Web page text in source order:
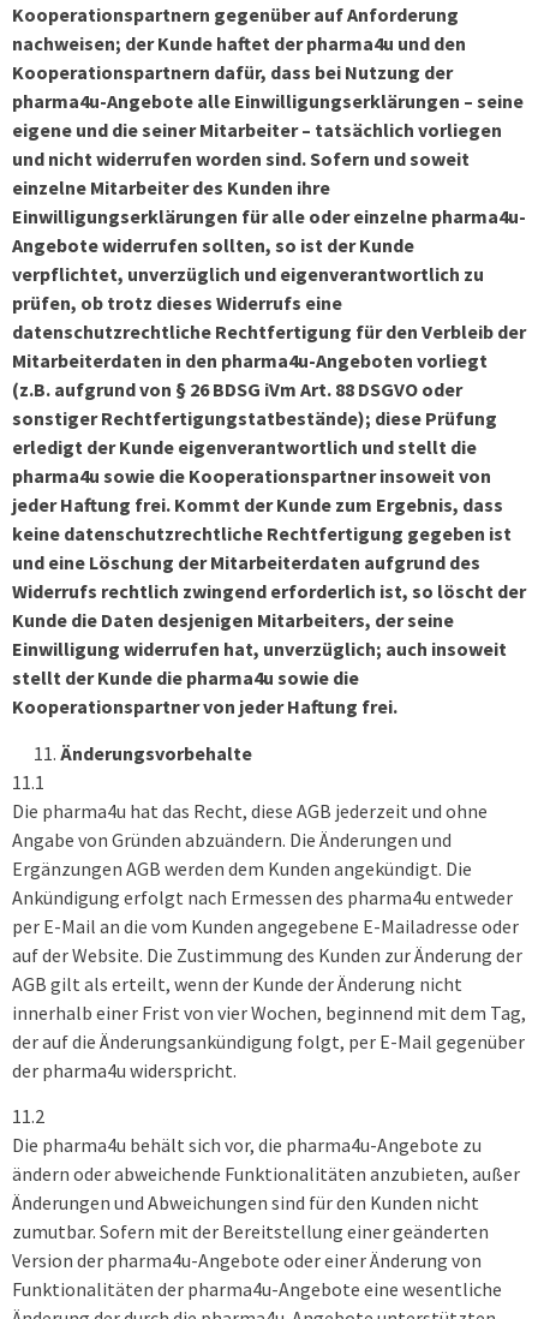
Kooperationspartnern gegenüber auf Anforderung
nachweisen; der Kunde haftet der pharma4u und den
Kooperationspartnern dafür, dass bei Nutzung der
pharma4u-Angebote alle Einwilligungserklärungen – seine
eigene und die seiner Mitarbeiter – tatsächlich vorliegen
und nicht widerrufen worden sind. Sofern und soweit
einzelne Mitarbeiter des Kunden ihre
Einwilligungserklärungen für alle oder einzelne pharma4u-
Angebote widerrufen sollten, so ist der Kunde
verpflichtet, unverzüglich und eigenverantwortlich zu
prüfen, ob trotz dieses Widerrufs eine
datenschutzrechtliche Rechtfertigung für den Verbleib der
Mitarbeiterdaten in den pharma4u-Angeboten vorliegt
(z.B. aufgrund von § 26 BDSG iVm Art. 88 DSGVO oder
sonstiger Rechtfertigungstatbestände); diese Prüfung
erledigt der Kunde eigenverantwortlich und stellt die
pharma4u sowie die Kooperationspartner insoweit von
jeder Haftung frei. Kommt der Kunde zum Ergebnis, dass
keine datenschutzrechtliche Rechtfertigung gegeben ist
und eine Löschung der Mitarbeiterdaten aufgrund des
Widerrufs rechtlich zwingend erforderlich ist, so löscht der
Kunde die Daten desjenigen Mitarbeiters, der seine
Einwilligung widerrufen hat, unverzüglich; auch insoweit
stellt der Kunde die pharma4u sowie die
Kooperationspartner von jeder Haftung frei.
Änderungsvorbehalte
11.1
Die pharma4u hat das Recht, diese AGB jederzeit und ohne
Angabe von Gründen abzuändern. Die Änderungen und
Ergänzungen AGB werden dem Kunden angekündigt. Die
Ankündigung erfolgt nach Ermessen des pharma4u entweder
per E-Mail an die vom Kunden angegebene E-Mailadresse oder
auf der Website. Die Zustimmung des Kunden zur Änderung der
AGB gilt als erteilt, wenn der Kunde der Änderung nicht
innerhalb einer Frist von vier Wochen, beginnend mit dem Tag,
der auf die Änderungsankündigung folgt, per E-Mail gegenüber
der pharma4u widerspricht.
11.2
Die pharma4u behält sich vor, die pharma4u-Angebote zu
ändern oder abweichende Funktionalitäten anzubieten, außer
Änderungen und Abweichungen sind für den Kunden nicht
zumutbar. Sofern mit der Bereitstellung einer geänderten
Version der pharma4u-Angebote oder einer Änderung von
Funktionalitäten der pharma4u-Angebote eine wesentliche